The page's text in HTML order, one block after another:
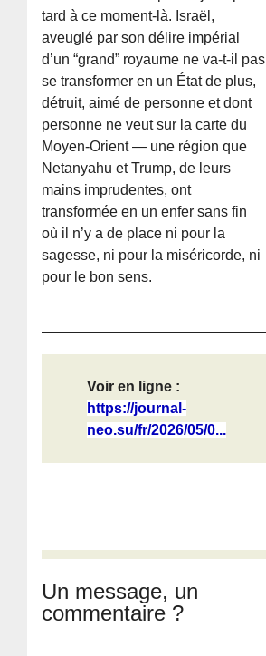
tard à ce moment-là. Israël,
aveuglé par son délire impérial
d’un “grand” royaume ne va-t-il pas
se transformer en un État de plus,
détruit, aimé de personne et dont
personne ne veut sur la carte du
Moyen-Orient — une région que
Netanyahu et Trump, de leurs
mains imprudentes, ont
transformée en un enfer sans fin
où il n’y a de place ni pour la
sagesse, ni pour la miséricorde, ni
pour le bon sens.
Voir en ligne :
https://journal-
neo.su/fr/2026/05/0...
Un message, un
commentaire ?